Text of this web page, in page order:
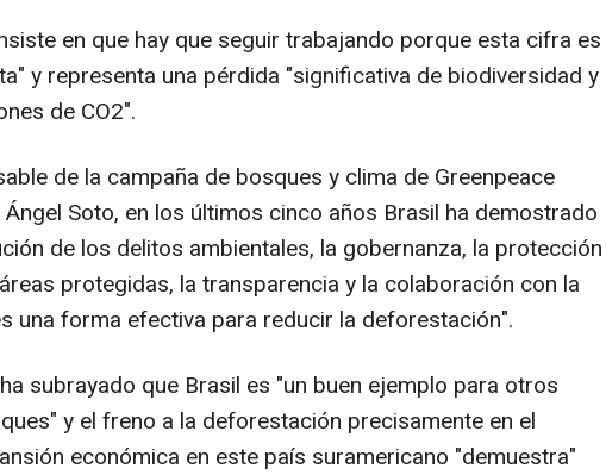
en que hay que seguir trabajando porque esta cifra es
y representa una pérdida "significativa de biodiversidad y
de CO2".
de la campaña de bosques y clima de Greenpeace
Ángel Soto, en los últimos cinco años Brasil ha demostrado
de los delitos ambientales, la gobernanza, la protección
protegidas, la transparencia y la colaboración con la
una forma efectiva para reducir la deforestación".
subrayado que Brasil es "un buen ejemplo para otros
y el freno a la deforestación precisamente en el
económica en este país suramericano "demuestra"